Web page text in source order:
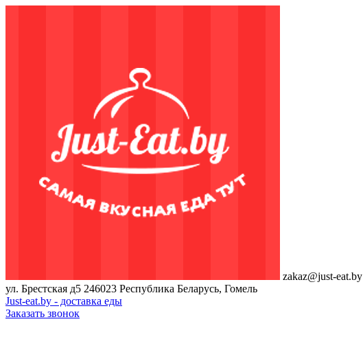
zakaz@just-eat.by
ул. Брестская д5 246023 Республика Беларусь, Гомель
Just-eat.by - доставка еды
Заказать звонок